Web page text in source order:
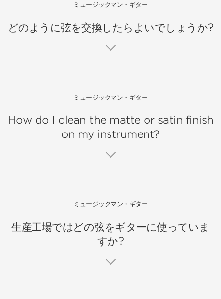
ミュージックマン・ギター
どのように弦を交換したらよいでしょうか?
ミュージックマン・ギター
How do I clean the matte or satin finish
on my instrument?
ミュージックマン・ギター
生産工場ではどの弦をギターに使っていま
すか?